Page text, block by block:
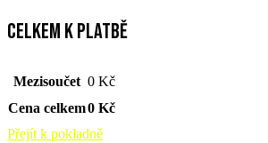
Celkem k platbě
Mezisoučet 0 Kč
Cena celkem0 Kč
Přejít k pokladně